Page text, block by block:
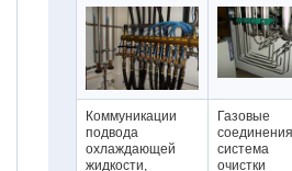
Коммуникации
подвода
охлаждающей
жидкости,
Газовые
система
очистки